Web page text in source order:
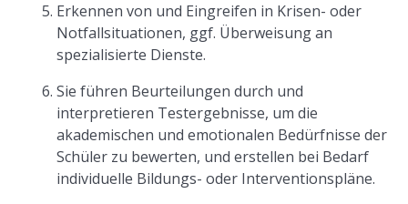
Erkennen von und Eingreifen in Krisen- oder
Notfallsituationen, ggf. Überweisung an
spezialisierte Dienste.
Sie führen Beurteilungen durch und
interpretieren Testergebnisse, um die
akademischen und emotionalen Bedürfnisse der
Schüler zu bewerten, und erstellen bei Bedarf
individuelle Bildungs- oder Interventionspläne.